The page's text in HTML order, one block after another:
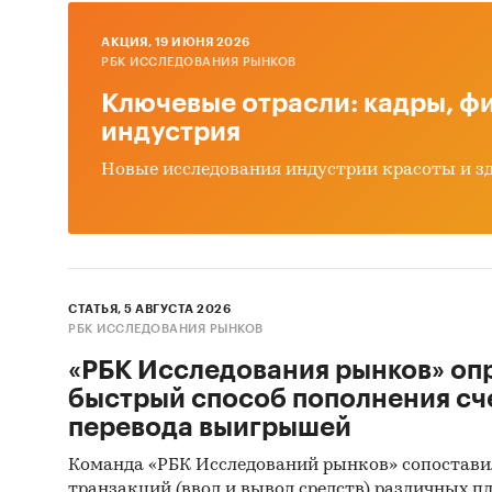
AКЦИЯ, 19 ИЮНЯ 2026
РБК ИССЛЕДОВАНИЯ РЫНКОВ
Ключевые отрасли: кадры,
индустрия
Новые исследования индустрии красоты и
СТАТЬЯ, 5 АВГУСТА 2026
РБК ИССЛЕДОВАНИЯ РЫНКОВ
«РБК Исследования рынков»
быстрый способ пополнения
перевода выигрышей
Команда «РБК Исследований рынков»